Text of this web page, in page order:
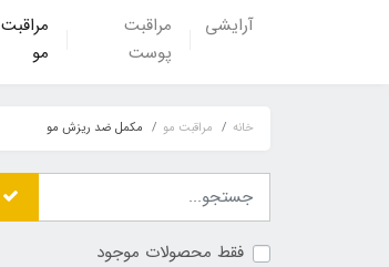
آرایشی
مراقبت
پوست
مراقبت
مو
خانه مراقبت مو مکمل ضد ریزش مو
فقط محصولات موجود